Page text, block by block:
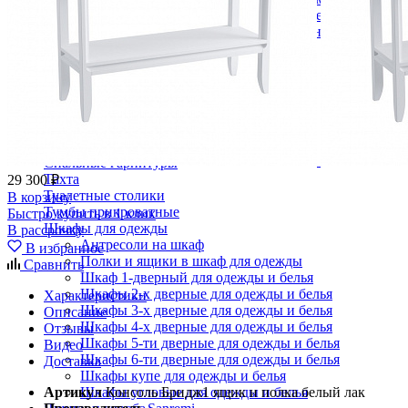
Кровати двуспальные с подъемным механизмом
Кровати полутороспальные с подъемным
Зеркала
Комоды
Кровати двуспальные
Кровати металлические
Кровати односпальные
Спальные гарнитуры
Тахта
Туалетные столики
Тумбы прикроватные
Шкафы для одежды
Антресоли на шкаф
Полки и ящики в шкаф для одежды
Шкаф 1-дверный для одежды и белья
Шкафы 2-х дверные для одежды и белья
Шкафы 3-х дверные для одежды и белья
Шкафы 4-х дверные для одежды и белья
Шкафы 5-ти дверные для одежды и белья
Шкафы 6-ти дверные для одежды и белья
Шкафы купе для одежды и белья
Шкафы угловые для одежды и белья
29 300 ₽
В корзину
Быстро купить в 1 клик
В рассрочку
В избранное
Сравнить
Характеристики
Описание
Отзывы
Видео
Доставка
Артикул Консоль Бридж1 ящик и полка белый лак